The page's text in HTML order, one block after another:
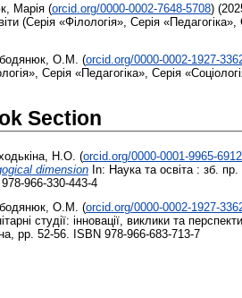
Марія (orcid.org/0000-0002-7648-5708)
(Серія «Філологія», Серія
О.М. (orcid.org/0000-0002-1927-
Серія «Педагогіка», Серія
Section
Н.О. (orcid.org/0000-0001-9965-6912
dimension In: Наука та освіта : зб.
966-330-443-4
О.М. (orcid.org/0000-0002-1927-
студії: інновації, виклики та
pp. 52-56. ISBN 978-966-683-713-7